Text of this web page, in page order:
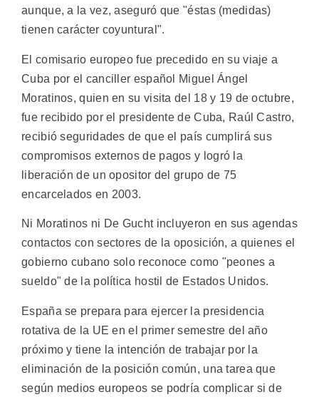
aunque, a la vez, aseguró que "éstas (medidas)
tienen carácter coyuntural".
El comisario europeo fue precedido en su viaje a
Cuba por el canciller español Miguel Ángel
Moratinos, quien en su visita del 18 y 19 de octubre,
fue recibido por el presidente de Cuba, Raúl Castro,
recibió seguridades de que el país cumplirá sus
compromisos externos de pagos y logró la
liberación de un opositor del grupo de 75
encarcelados en 2003.
Ni Moratinos ni De Gucht incluyeron en sus agendas
contactos con sectores de la oposición, a quienes el
gobierno cubano solo reconoce como "peones a
sueldo" de la política hostil de Estados Unidos.
España se prepara para ejercer la presidencia
rotativa de la UE en el primer semestre del año
próximo y tiene la intención de trabajar por la
eliminación de la posición común, una tarea que
según medios europeos se podría complicar si de